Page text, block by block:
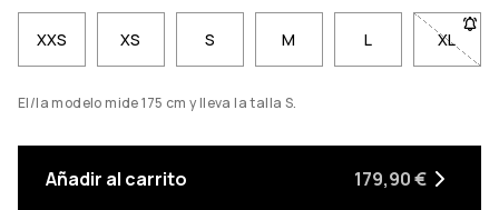
XXS XS S M L XL- Talla
El/la modelo mide 175 cm y lleva la talla S.
Añadir al carrito 179,90 €